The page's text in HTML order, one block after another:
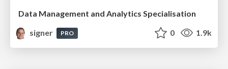
Data Management and Analytics Specialisation
signer
PRO 0 1.9k